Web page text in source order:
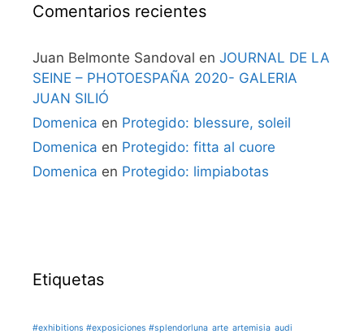
Comentarios recientes
Juan Belmonte Sandoval en JOURNAL DE LA
SEINE – PHOTOESPAÑA 2020- GALERIA
JUAN SILIÓ
Domenica en Protegido: blessure, soleil
Domenica en Protegido: fitta al cuore
Domenica en Protegido: limpiabotas
Etiquetas
#exhibitions #exposiciones #splendorluna arte artemisia audi